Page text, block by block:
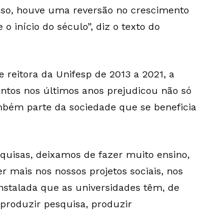
houve uma reversão no crescimento
início do século”, diz o texto do
reitora da Unifesp de 2013 a 2021, a
nos últimos anos prejudicou não só
parte da sociedade que se beneficia
deixamos de fazer muito ensino,
mais nos nossos projetos sociais, nos
que as universidades têm, de
pesquisa, produzir